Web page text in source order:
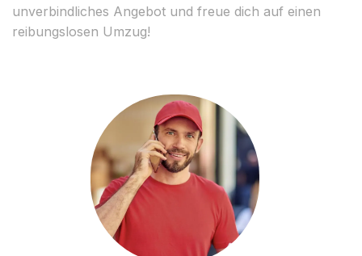
unverbindliches Angebot und freue dich auf einen
reibungslosen Umzug!